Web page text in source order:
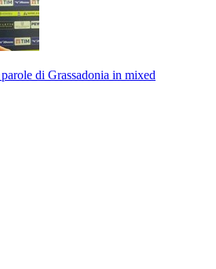
di Grassadonia in mixed